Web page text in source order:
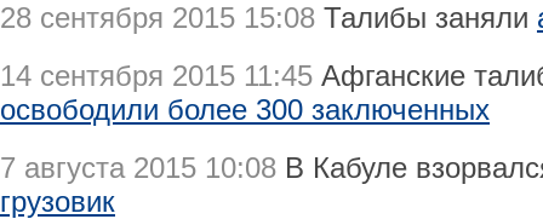
28 сентября 2015 15:08 Талибы заняли
14 сентября 2015 11:45 Афганские
освободили более 300 заключенных
7 августа 2015 10:08 В Кабуле
грузовик